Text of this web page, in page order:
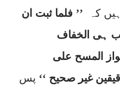
کہ
’’ فلما ثبت ان
ہی الخفاف
المسح علی
غیر صحیح ‘‘ پس